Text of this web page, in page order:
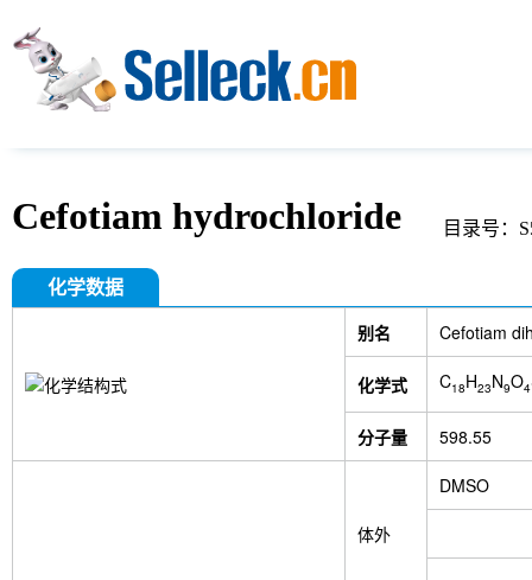
Cefotiam hydrochloride 目录号：
化学数据
别名 Cefotiam
化学式 C18H23N9O4
分子量 598.55
体外
DMSO